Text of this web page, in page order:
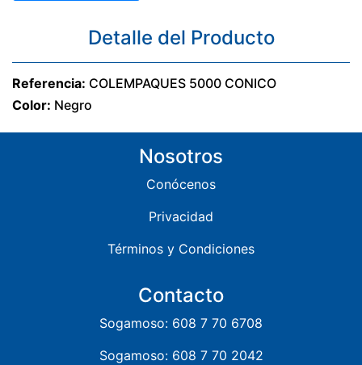
Detalle del Producto
Referencia: COLEMPAQUES 5000 CONICO
Color: Negro
Nosotros
Conócenos
Privacidad
Términos y Condiciones
Contacto
Sogamoso: 608 7 70 6708
Sogamoso: 608 7 70 2042